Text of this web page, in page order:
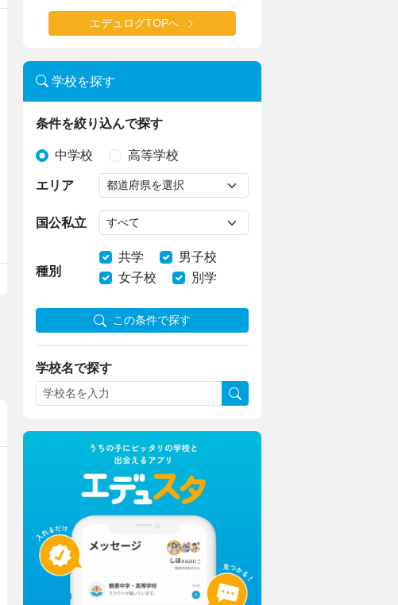
エデュログTOPへ
学校を探す
条件を絞り込んで探す
中学校 高等学校
エリア
国公私立
種別
共学
男子校
女子校
別学
この条件で探す
学校名で探す